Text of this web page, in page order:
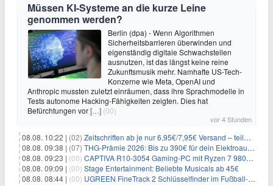
Müssen KI-Systeme an die kurze Leine
genommen werden?
Berlin (dpa) - Wenn Algorithmen
Sicherheitsbarrieren überwinden und
eigenständig digitale Schwachstellen
ausnutzen, ist das längst keine reine
Zukunftsmusik mehr. Namhafte US-Tech-
Konzerne wie Meta, OpenAI und
Anthropic mussten zuletzt einräumen, dass ihre Sprachmodelle in
Tests autonome Hacking-Fähigkeiten zeigten. Dies hat
Befürchtungen vor[…] (00)
vor 4 Stunden
08.08. 10:22 | (02) Zeitschriften ab je nur 6,95€/7,95€ Versand – teilweise selbstkündigend!
08.08. 09:38 | (07) THG-Prämie 2026: Bis zu 390€ für dein Elektroauto mit geld-fuer-eAuto.de
08.08. 09:23 | (00) CAPTIVA R10-3054 Gaming-PC mit Ryzen 7 9800X3D und RTX 5080 für 2.599€
08.08. 09:09 | (00) Stage Entertainment: Beliebte Musicals ab 45€
08.08. 08:44 | (00) UGREEN FineTrack 2 Schlüsselfinder im Fußball-Design für 10,98€